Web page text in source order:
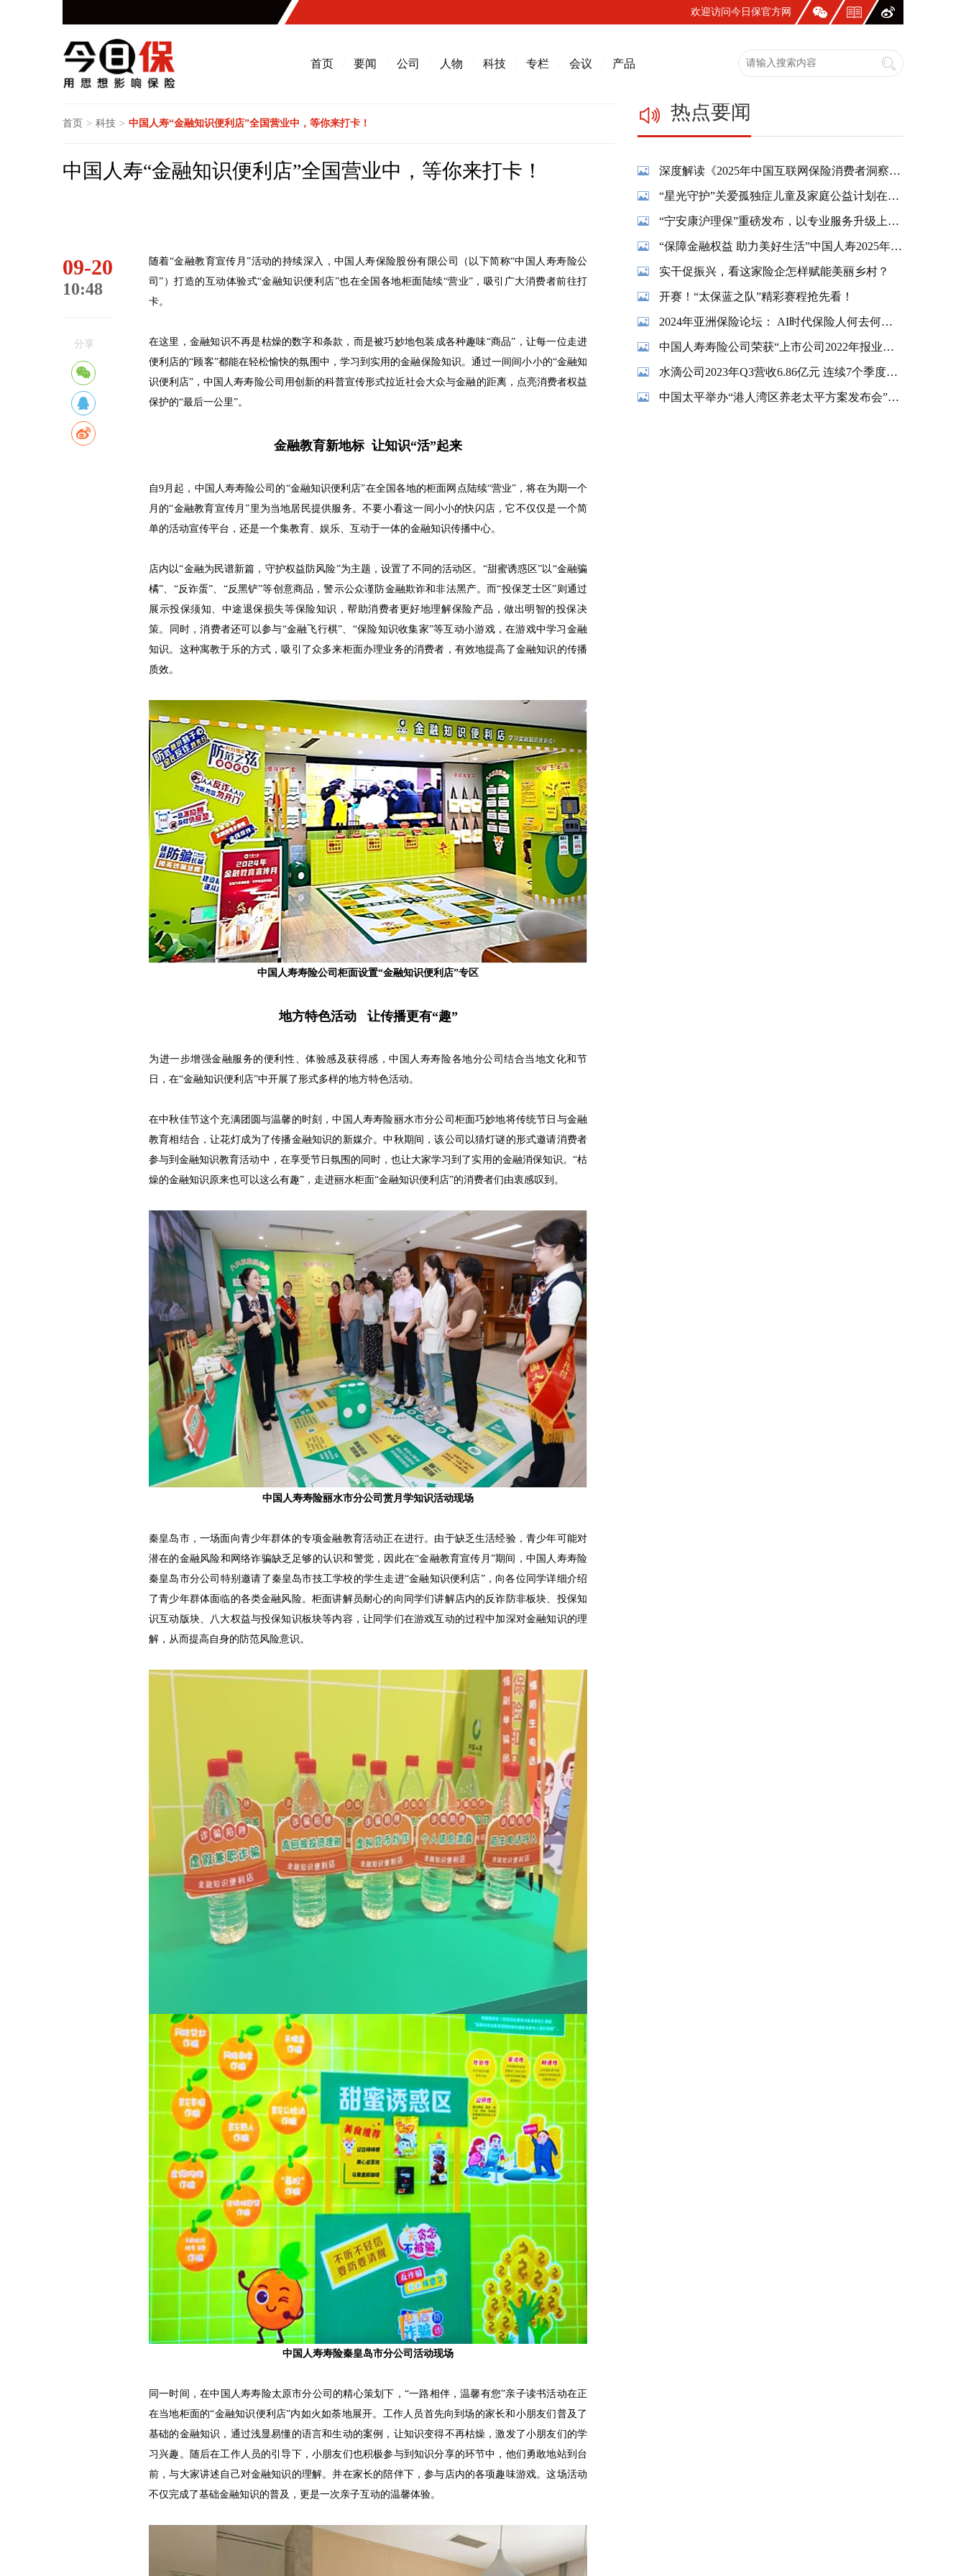
欢迎访问今日保官方网
首页 要闻 公司 人物 科技 专栏 会议 产品
首页 > 科技 > 中国人寿“金融知识便利店”全国营业中，等你来打卡！
中国人寿“金融知识便利店”全国营业中，等你来打卡！
09-20
10:48
分享
随着“金融教育宣传月”活动的持续深入，中国人寿保险股份有限公司（以下简称“中国人寿寿险公
司”）打造的互动体验式“金融知识便利店”也在全国各地柜面陆续“营业”，吸引广大消费者前往打
卡。
在这里，金融知识不再是枯燥的数字和条款，而是被巧妙地包装成各种趣味“商品”，让每一位走进
便利店的“顾客”都能在轻松愉快的氛围中，学习到实用的金融保险知识。通过一间间小小的“金融知
识便利店”，中国人寿寿险公司用创新的科普宣传形式拉近社会大众与金融的距离，点亮消费者权益
保护的“最后一公里”。
金融教育新地标 让知识“活”起来
自9月起，中国人寿寿险公司的“金融知识便利店”在全国各地的柜面网点陆续“营业”，将在为期一个
月的“金融教育宣传月”里为当地居民提供服务。不要小看这一间小小的快闪店，它不仅仅是一个简
单的活动宣传平台，还是一个集教育、娱乐、互动于一体的金融知识传播中心。
店内以“金融为民谱新篇，守护权益防风险”为主题，设置了不同的活动区。“甜蜜诱惑区”以“金融骗
橘”、“反诈蛋”、“反黑铲”等创意商品，警示公众谨防金融欺诈和非法黑产。而“投保芝士区”则通过
展示投保须知、中途退保损失等保险知识，帮助消费者更好地理解保险产品，做出明智的投保决
策。同时，消费者还可以参与“金融飞行棋”、“保险知识收集家”等互动小游戏，在游戏中学习金融
知识。这种寓教于乐的方式，吸引了众多来柜面办理业务的消费者，有效地提高了金融知识的传播
质效。
中国人寿寿险公司柜面设置“金融知识便利店”专区
地方特色活动让传播更有“趣”
为进一步增强金融服务的便利性、体验感及获得感，中国人寿寿险各地分公司结合当地文化和节
日，在“金融知识便利店”中开展了形式多样的地方特色活动。
在中秋佳节这个充满团圆与温馨的时刻，中国人寿寿险丽水市分公司柜面巧妙地将传统节日与金融
教育相结合，让花灯成为了传播金融知识的新媒介。中秋期间，该公司以猜灯谜的形式邀请消费者
参与到金融知识教育活动中，在享受节日氛围的同时，也让大家学习到了实用的金融消保知识。“枯
燥的金融知识原来也可以这么有趣”，走进丽水柜面“金融知识便利店”的消费者们由衷感叹到。
中国人寿寿险丽水市分公司赏月学知识活动现场
秦皇岛市，一场面向青少年群体的专项金融教育活动正在进行。由于缺乏生活经验，青少年可能对
潜在的金融风险和网络诈骗缺乏足够的认识和警觉，因此在“金融教育宣传月”期间，中国人寿寿险
秦皇岛市分公司特别邀请了秦皇岛市技工学校的学生走进“金融知识便利店”，向各位同学详细介绍
了青少年群体面临的各类金融风险。柜面讲解员耐心的向同学们讲解店内的反诈防非板块、投保知
识互动版块、八大权益与投保知识板块等内容，让同学们在游戏互动的过程中加深对金融知识的理
解，从而提高自身的防范风险意识。
中国人寿寿险秦皇岛市分公司活动现场
同一时间，在中国人寿寿险太原市分公司的精心策划下，“一路相伴，温馨有您”亲子读书活动在正
在当地柜面的“金融知识便利店”内如火如荼地展开。工作人员首先向到场的家长和小朋友们普及了
基础的金融知识，通过浅显易懂的语言和生动的案例，让知识变得不再枯燥，激发了小朋友们的学
习兴趣。随后在工作人员的引导下，小朋友们也积极参与到知识分享的环节中，他们勇敢地站到台
前，与大家讲述自己对金融知识的理解。并在家长的陪伴下，参与店内的各项趣味游戏。这场活动
不仅完成了基础金融知识的普及，更是一次亲子互动的温馨体验。
热点要闻
深度解读《2025年中国互联网保险消费者洞察报告》：一张保单，照见国人生活新模样
“星光守护”关爱孤独症儿童及家庭公益计划在蓉温情启幕
“宁安康沪理保”重磅发布，以专业服务升级上海市民养老保障
“保障金融权益 助力美好生活”中国人寿2025年金融教育宣传周活动精彩纷呈
实干促振兴，看这家险企怎样赋能美丽乡村？
开赛！“太保蓝之队”精彩赛程抢先看！
2024年亚洲保险论坛： AI时代保险人何去何从？
中国人寿寿险公司荣获“上市公司2022年报业绩说明会最佳实践”奖项
水滴公司2023年Q3营收6.86亿元 连续7个季度实现盈利
中国太平举办“港人湾区养老太平方案发布会”暨“香港金融交易及服务有限公司揭牌仪式”